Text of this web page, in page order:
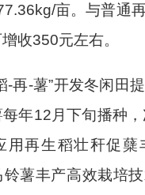
亩。与普通
收350元左右。
-再-薯”开发冬闲田
年12月下旬播种
用再生稻壮秆促蘖
铃薯丰产高效栽培